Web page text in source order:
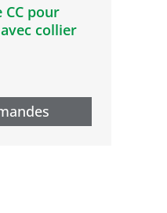
pour
collier